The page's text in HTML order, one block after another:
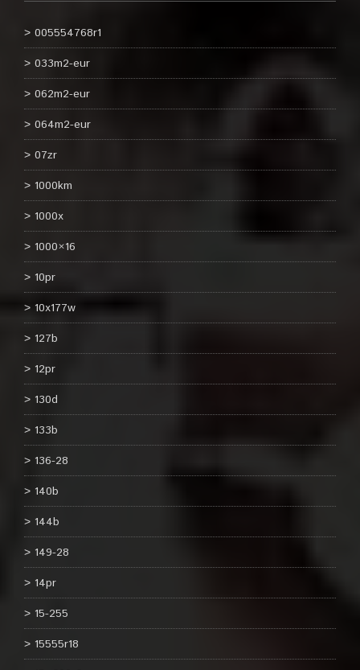
005554768r1
033m2-eur
062m2-eur
064m2-eur
07zr
1000km
1000x
1000×16
10pr
10x177w
127b
12pr
130d
133b
136-28
140b
144b
149-28
14pr
15-255
15555r18